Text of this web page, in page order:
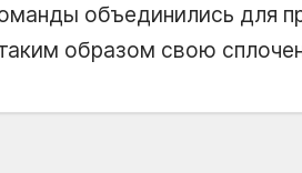
объединились для
образом свою